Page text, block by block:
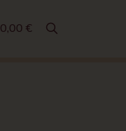
0,00 €